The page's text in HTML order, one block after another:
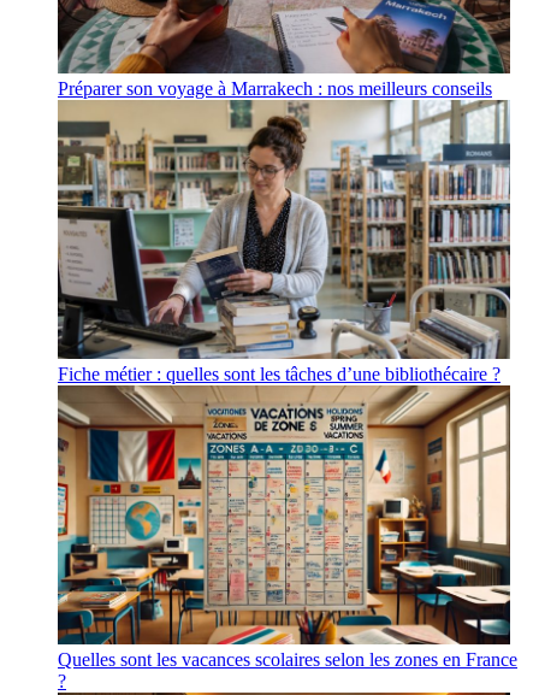
Préparer son voyage à Marrakech : nos meilleurs conseils
Fiche métier : quelles sont les tâches d’une bibliothécaire ?
Quelles sont les vacances scolaires selon les zones en France
?